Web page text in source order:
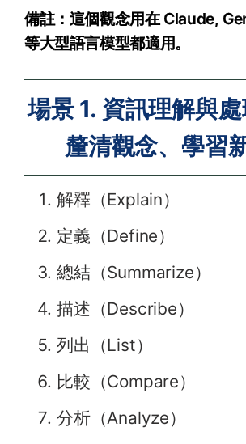
備註：這個觀念用在 Claude,
等大型語言模型都適用。
場景 1. 資訊理解與
釐清觀念、學習
解釋（Explain）
定義（Define）
總結（Summarize）
描述（Describe）
列出（List）
比較（Compare）
分析（Analyze）